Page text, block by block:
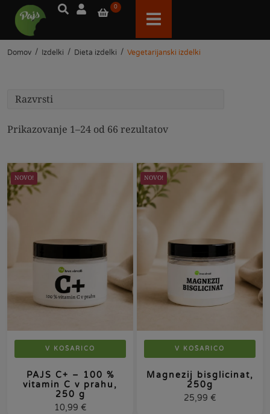
0
Domov / Izdelki / Dieta izdelki / Vegetarijanski izdelki
Prikazovanje 1–24 od 66 rezultatov
NOVO!
V KOŠARICO
PAJS C+ – 100 %
vitamin C v prahu,
250 g
10,99 €
NOVO!
V KOŠARICO
Magnezij bisglicinat,
250g
25,99 €